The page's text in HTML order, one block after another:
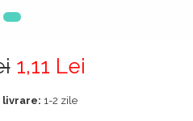
1,11 Lei
livrare: 1-2 zile